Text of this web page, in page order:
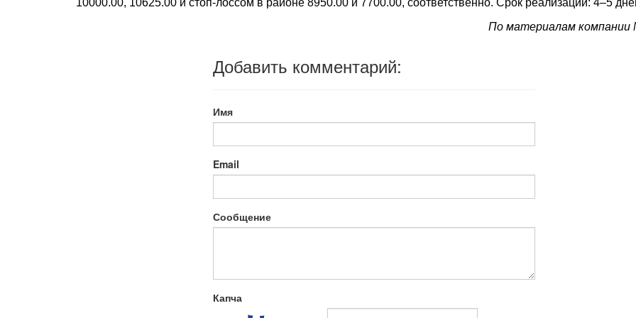
10000.00, 10625.00 и стоп-лоссом в районе 8950.00 и 7700.00, соответственно. Срок реализации: 4–5
По материалам компании
Добавить комментарий:
Имя
Email
Сообщение
Капча